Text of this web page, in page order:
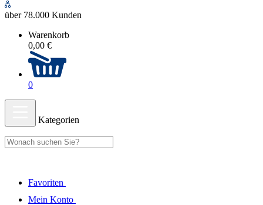
über 78.000 Kunden
Warenkorb
0,00 €
0
Kategorien
Favoriten
Mein Konto